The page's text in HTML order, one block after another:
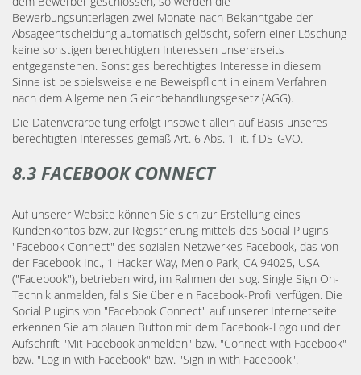
Bewerbungsunterlagen zwei Monate nach Bekanntgabe der
Absageentscheidung automatisch gelöscht, sofern einer Löschung
keine sonstigen berechtigten Interessen unsererseits
entgegenstehen. Sonstiges berechtigtes Interesse in diesem
Sinne ist beispielsweise eine Beweispflicht in einem Verfahren
nach dem Allgemeinen Gleichbehandlungsgesetz (AGG).
Die Datenverarbeitung erfolgt insoweit allein auf Basis unseres
berechtigten Interesses gemäß Art. 6 Abs. 1 lit. f DS-GVO.
8.3 FACEBOOK CONNECT
Auf unserer Website können Sie sich zur Erstellung eines
Kundenkontos bzw. zur Registrierung mittels des Social Plugins
"Facebook Connect" des sozialen Netzwerkes Facebook, das von
der Facebook Inc., 1 Hacker Way, Menlo Park, CA 94025, USA
("Facebook"), betrieben wird, im Rahmen der sog. Single Sign On-
Technik anmelden, falls Sie über ein Facebook-Profil verfügen. Die
Social Plugins von "Facebook Connect" auf unserer Internetseite
erkennen Sie am blauen Button mit dem Facebook-Logo und der
Aufschrift "Mit Facebook anmelden" bzw. "Connect with Facebook"
bzw. "Log in with Facebook" bzw. "Sign in with Facebook".